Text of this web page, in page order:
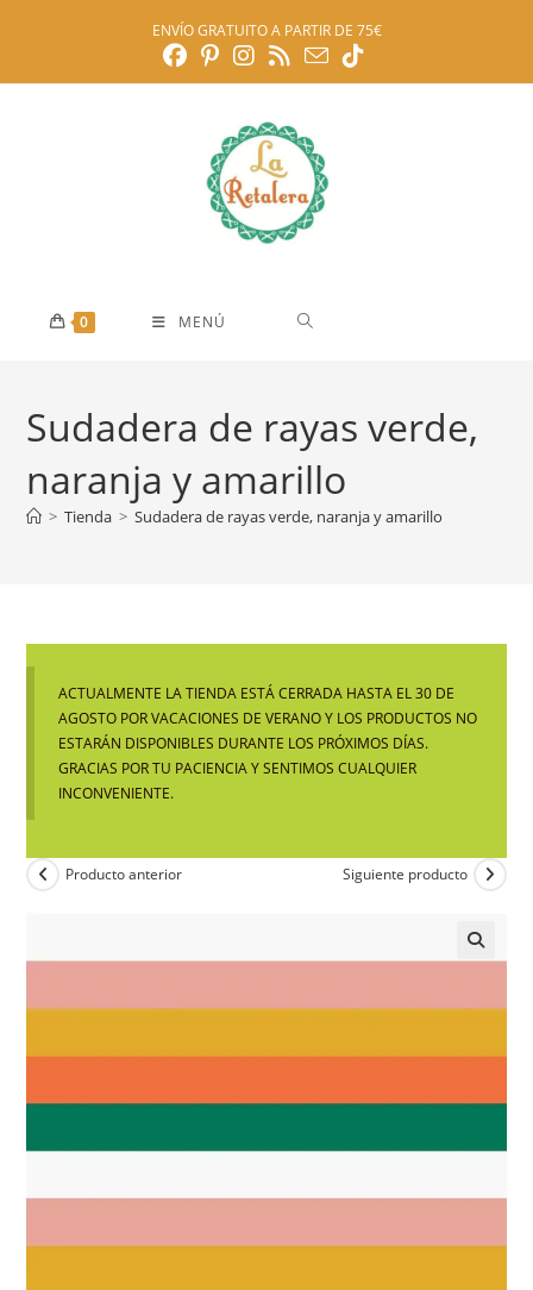
ENVÍO GRATUITO A PARTIR DE 75€
0 MENÚ
Sudadera de rayas verde,
naranja y amarillo
> Tienda > Sudadera de rayas verde, naranja y amarillo
ACTUALMENTE LA TIENDA ESTÁ CERRADA HASTA EL 30 DE
AGOSTO POR VACACIONES DE VERANO Y LOS PRODUCTOS NO
ESTARÁN DISPONIBLES DURANTE LOS PRÓXIMOS DÍAS.
GRACIAS POR TU PACIENCIA Y SENTIMOS CUALQUIER
INCONVENIENTE.
Producto anterior Siguiente producto